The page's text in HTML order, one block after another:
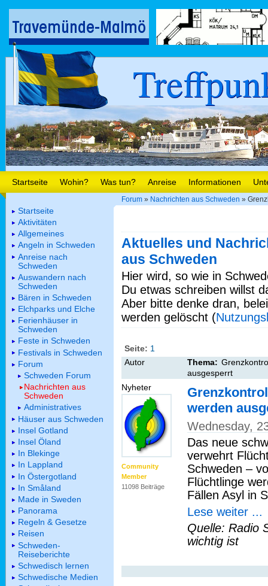
Startseite Wohin? Was tun? Anreise Informationen
Forum » Nachrichten aus Schweden »
Aktuelles und
aus Schweden
Hier wird, so wie in
Du etwas schreiben willst
Aber bitte denke dran,
werden gelöscht (
Seite: 1
Autor
Thema:
ausgesperrt
Nyheter
Community
Member
11098 Beiträge
werden
Wednesday,
Das neue
verwehrt
Schweden –
Flüchtlinge
Fällen Asyl in
Lese weiter ...
Quelle: Radio
wichtig ist
Startseite
Aktivitäten
Allgemeines
Angeln in Schweden
Anreise nach
Schweden
Auswandern nach
Schweden
Bären in Schweden
Elchparks und Elche
Ferienhäuser in
Schweden
Feste in Schweden
Festivals in Schweden
Forum
Schweden Forum
Nachrichten aus
Schweden
Administratives
Häuser aus Schweden
Insel Gotland
Insel Öland
In Blekinge
In Lappland
In Östergotland
In Småland
Made in Sweden
Panorama
Regeln & Gesetze
Reisen
Schweden-
Reiseberichte
Schwedisch lernen
Schwedische Medien